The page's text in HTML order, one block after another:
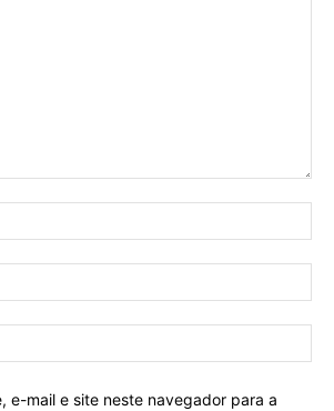
e-mail e site neste navegador para a